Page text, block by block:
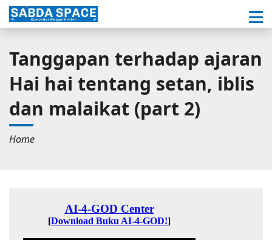
Tanggapan terhadap ajaran
Hai hai tentang setan, iblis
dan malaikat (part 2)
Home